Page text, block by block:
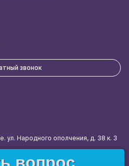
звонок
ул. Народного ополчения, д. 38 к. 3